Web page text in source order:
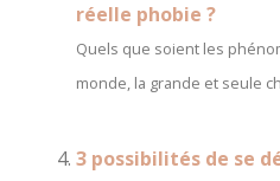
réelle phobie ?
Quels que soient les
monde, la grande et seule
3 possibilités de se